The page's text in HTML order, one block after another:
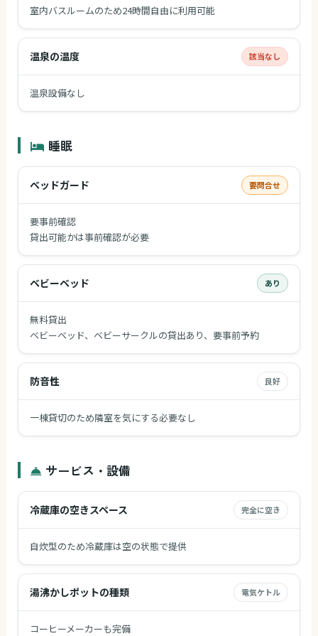
室内バスルームのため24時間自由に利用可能
温泉の温度 該当なし
温泉設備なし
睡眠
ベッドガード 要問合せ
要事前確認
貸出可能かは事前確認が必要
ベビーベッド あり
無料貸出
ベビーベッド、ベビーサークルの貸出あり、要事前予約
防音性 良好
一棟貸切のため隣室を気にする必要なし
サービス・設備
冷蔵庫の空きスペース 完全に空き
自炊型のため冷蔵庫は空の状態で提供
湯沸かしポットの種類 電気ケトル
コーヒーメーカーも完備